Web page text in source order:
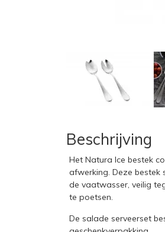
Beschrijving
Het Natura Ice bestek
afwerking. Deze bestek
de vaatwasser, veilig
te poetsen.
De salade serveerset